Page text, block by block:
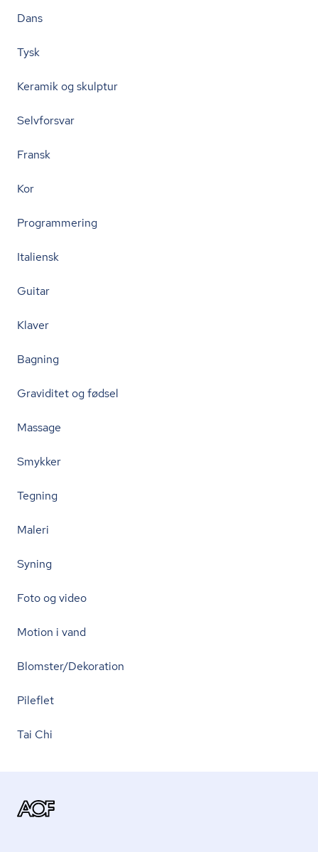
Dans
Tysk
Keramik og skulptur
Selvforsvar
Fransk
Kor
Programmering
Italiensk
Guitar
Klaver
Bagning
Graviditet og fødsel
Massage
Smykker
Tegning
Maleri
Syning
Foto og video
Motion i vand
Blomster/Dekoration
Pileflet
Tai Chi